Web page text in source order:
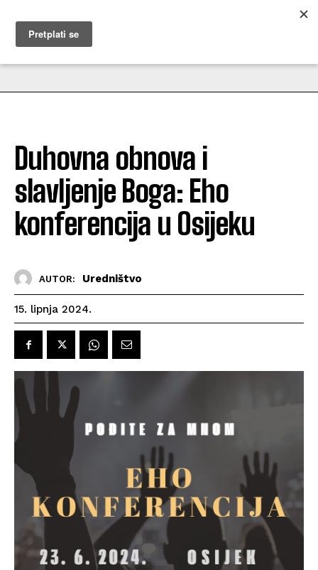
MUŽEVNI BUDITE
Duhovna obnova i
slavljenje Boga: Eho
konferencija u Osijeku
AUTOR: Uredništvo
15. lipnja 2024.